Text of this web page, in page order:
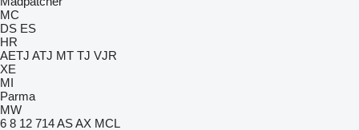
MC
DS ES
HR
AETJ ATJ MT TJ VJR
XE
MI
Parma
MW
6 8 12 714ASAX MCL